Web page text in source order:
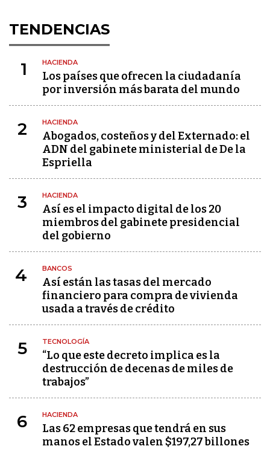
TENDENCIAS
1 HACIENDA
Los países que ofrecen la ciudadanía
por inversión más barata del mundo
2 HACIENDA
Abogados, costeños y del Externado: el
ADN del gabinete ministerial de De la
Espriella
3 HACIENDA
Así es el impacto digital de los 20
miembros del gabinete presidencial
del gobierno
4 BANCOS
Así están las tasas del mercado
financiero para compra de vivienda
usada a través de crédito
5 TECNOLOGÍA
“Lo que este decreto implica es la
destrucción de decenas de miles de
trabajos”
6 HACIENDA
Las 62 empresas que tendrá en sus
manos el Estado valen $197,27 billones